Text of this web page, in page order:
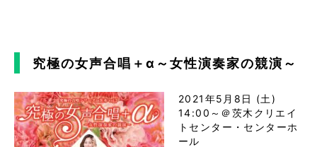
究極の女声合唱＋α～女性演奏家の競演～
2021年5月8日 (土)
14:00～＠茨木クリエイ
トセンター・センターホ
ール